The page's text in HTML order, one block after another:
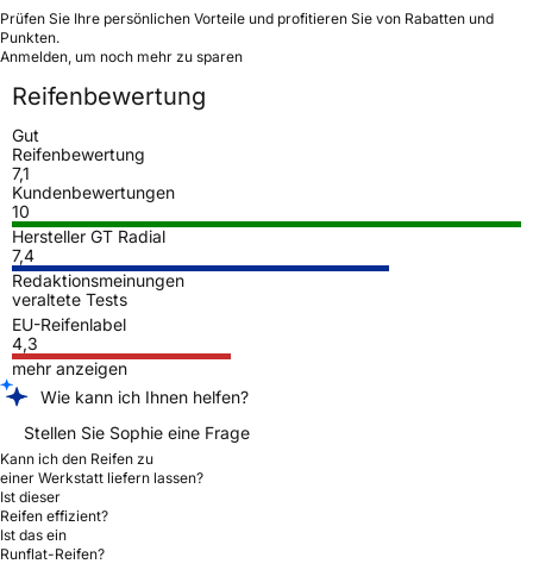
Prüfen Sie Ihre persönlichen Vorteile und profitieren Sie von Rabatten und
Punkten.
Anmelden, um noch mehr zu sparen
Reifenbewertung
Gut
Reifenbewertung
7,1
Kundenbewertungen
10
Hersteller GT Radial
7,4
Redaktionsmeinungen
veraltete Tests
EU-Reifenlabel
4,3
mehr anzeigen
Wie kann ich Ihnen helfen?
Stellen Sie Sophie eine Frage
Kann ich den Reifen zu
einer Werkstatt liefern lassen?
Ist dieser
Reifen effizient?
Ist das ein
Runflat-Reifen?